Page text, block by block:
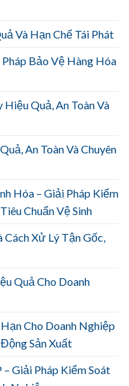
Và Hạn Chế Tái Phát
Bảo Vệ Hàng Hóa
Quả, An Toàn Và
An Toàn Và Chuyên
Hóa – Giải Pháp Kiểm
Chuẩn Vệ Sinh
Xử Lý Tận Gốc,
Quả Cho Doanh
Cho Doanh Nghiệp
Sản Xuất
Giải Pháp Kiểm Soát